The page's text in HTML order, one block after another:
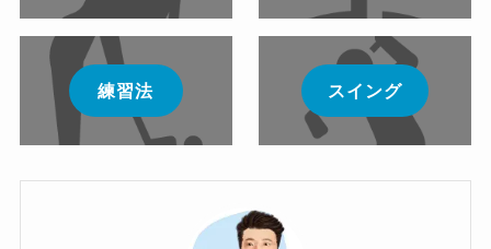
練習法 スイング